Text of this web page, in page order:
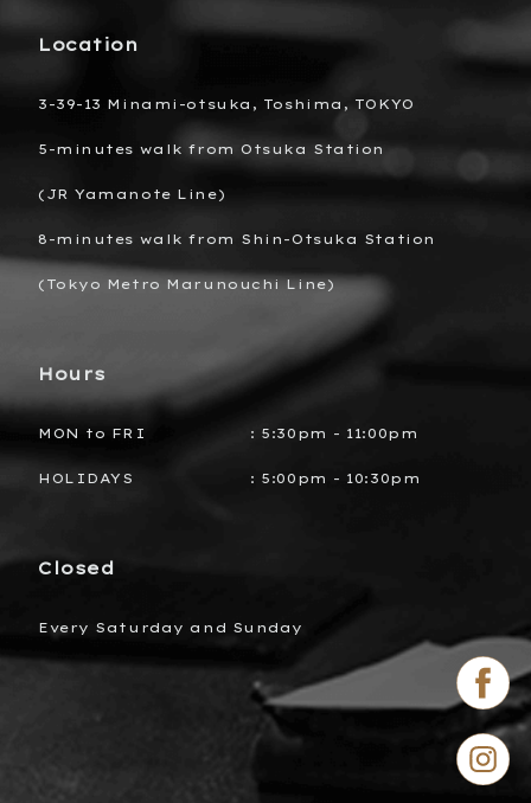
Location
3-39-13 Minami-otsuka, Toshima, TOKYO
5-minutes walk from Otsuka Station
(JR Yamanote Line)
8-minutes walk from Shin-Otsuka Station
(Tokyo Metro Marunouchi Line)
Hours
MON to FRI : 5:30pm - 11:00pm
HOLIDAYS : 5:00pm - 10:30pm
Closed
Every Saturday and Sunday